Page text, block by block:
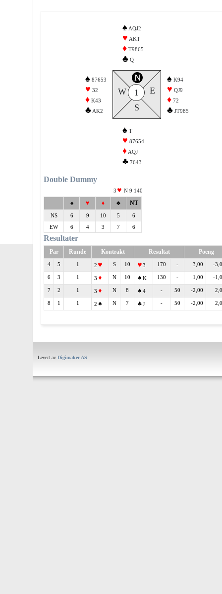
♠ AQJ2
♥ AKT
♦ T9865
♣ Q
♠ 87653
♥ 32
♦ K43
♣ AK2
N
S
W E
1
♠ K94
♥ QJ9
♦ 72
♣ JT985
♠ T
♥ 87654
♦ AQJ
♣ 7643
Double Dummy
3 N 9 140
♠ ♥ ♦ ♣ NT
NS 6 9 10 5
6
EW
6 4 3 7 6
Resultater
Par Runde Kontrakt Resultat Poeng
4 5 1 2 S 10 3 170 - 3,00 -
6 3 1 3 N 10 K 130 - 1,00 -
7 2 1 3 N 8 4 - 50 -2,00
8 1 1 2 N 7 J - 50 -2,00
Levert av Digimaker AS